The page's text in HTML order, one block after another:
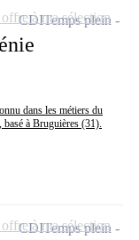
dans les métiers du
à Bruguières (31).
CDITemps plein
à ma sélection
CDITemps plein
à ma sélection